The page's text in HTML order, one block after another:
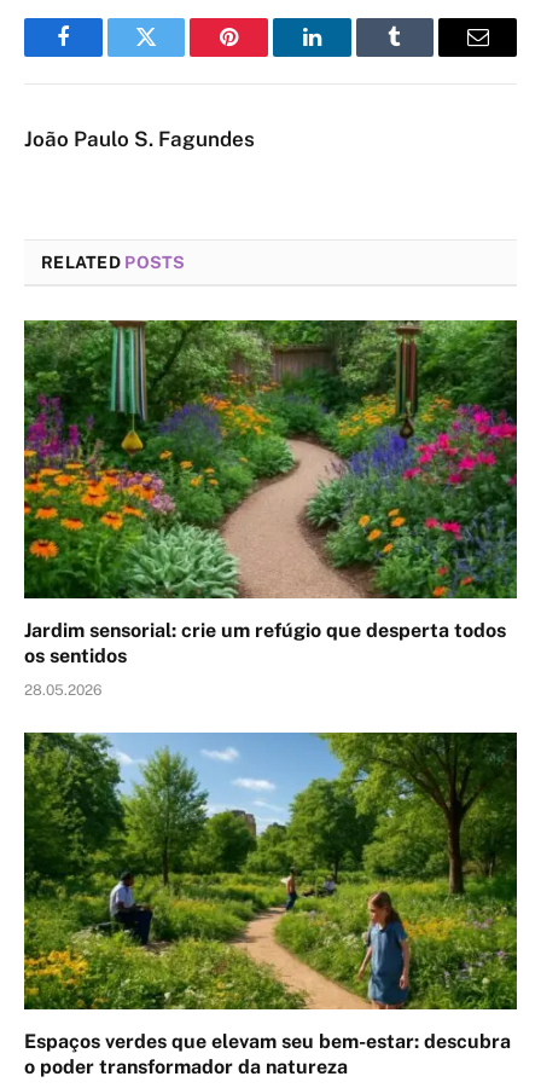
FacebookTwitter Pinterest LinkedInTumblr Email
João Paulo S. Fagundes
RELATED POSTS
Jardim sensorial: crie um refúgio que desperta todos
os sentidos
28.05.2026
Espaços verdes que elevam seu bem-estar: descubra
o poder transformador da natureza